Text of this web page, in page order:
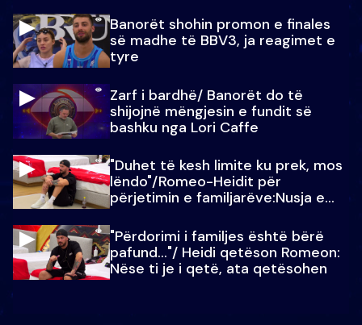
Banorët shohin promon e finales
së madhe të BBV3, ja reagimet e
tyre
Zarf i bardhë/ Banorët do të
shijojnë mëngjesin e fundit së
bashku nga Lori Caffe
"Duhet të kesh limite ku prek, mos
lëndo"/Romeo-Heidit për
përjetimin e familjarëve:Nusja e
"Përdorimi i familjes është bërë
pafund…"/ Heidi qetëson Romeon:
Nëse ti je i qetë, ata qetësohen